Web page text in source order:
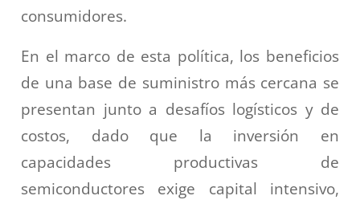
consumidores.
En el marco de esta política, los beneficios
de una base de suministro más cercana se
presentan junto a desafíos logísticos y de
costos, dado que la inversión en
capacidades productivas de
semiconductores exige capital intensivo,